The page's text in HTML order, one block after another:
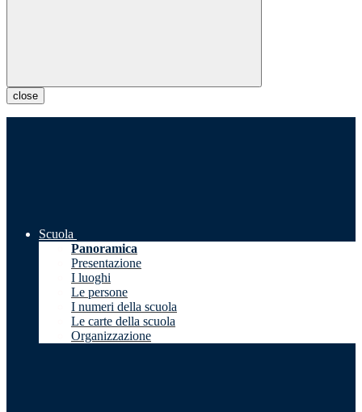
close
Scuola
Panoramica
Presentazione
I luoghi
Le persone
I numeri della scuola
Le carte della scuola
Organizzazione